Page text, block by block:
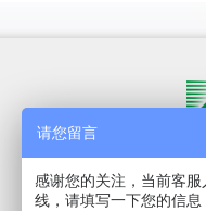
请您留言
感谢您的关注，当前客服
线，请填写一下您的信息